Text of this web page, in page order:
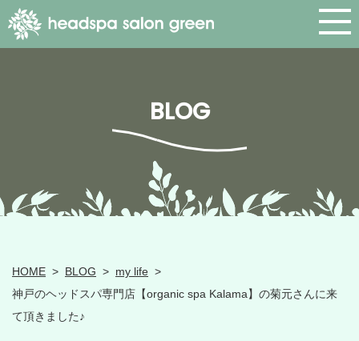
BLOG
HOME > BLOG > my life >
神戸のヘッドスパ専門店【organic spa Kalama】の菊元さんに来
て頂きました♪